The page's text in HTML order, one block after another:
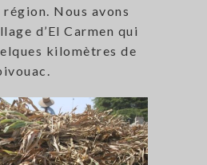
Nous avons
d’El Carmen qui
kilomètres de